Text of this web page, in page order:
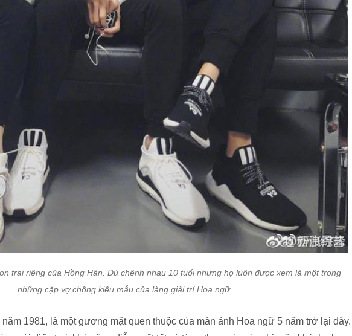
trai riêng của Hồng Hân. Dù chênh nhau 10 tuổi nhưng họ luôn được xem là một trong
những cặp vợ chồng kiểu mẫu của làng giải trí Hoa ngữ.
1981, là một gương mặt quen thuộc của màn ảnh Hoa ngữ 5 năm trở lại đây.